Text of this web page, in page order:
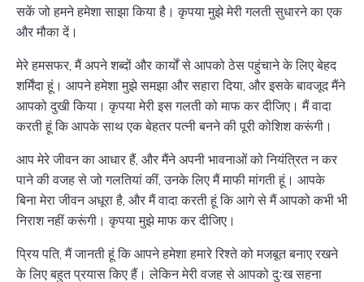
सकें जो हमने हमेशा साझा किया है। कृपया मुझे मेरी गलती सुधारने का एक
और मौका दें।
मेरे हमसफर, मैं अपने शब्दों और कार्यों से आपको ठेस पहुंचाने के लिए बेहद
शर्मिंदा हूं। आपने हमेशा मुझे समझा और सहारा दिया, और इसके बावजूद मैंने
आपको दुखी किया। कृपया मेरी इस गलती को माफ कर दीजिए। मैं वादा
करती हूं कि आपके साथ एक बेहतर पत्नी बनने की पूरी कोशिश करूंगी।
आप मेरे जीवन का आधार हैं, और मैंने अपनी भावनाओं को नियंत्रित न कर
पाने की वजह से जो गलतियां कीं, उनके लिए मैं माफी मांगती हूं। आपके
बिना मेरा जीवन अधूरा है, और मैं वादा करती हूं कि आगे से मैं आपको कभी भी
निराश नहीं करूंगी। कृपया मुझे माफ कर दीजिए।
प्रिय पति, मैं जानती हूं कि आपने हमेशा हमारे रिश्ते को मजबूत बनाए रखने
के लिए बहुत प्रयास किए हैं। लेकिन मेरी वजह से आपको दुःख सहना